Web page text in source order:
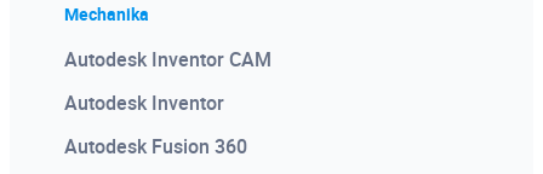
Mechanika
Autodesk Inventor CAM
Autodesk Inventor
Autodesk Fusion 360